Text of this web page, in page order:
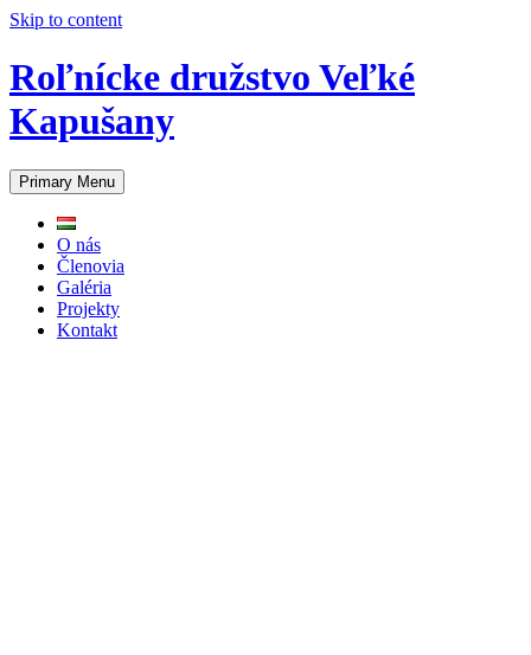
Skip to content
Roľnícke družstvo Veľké
Kapušany
Primary Menu
O nás
Členovia
Galéria
Projekty
Kontakt